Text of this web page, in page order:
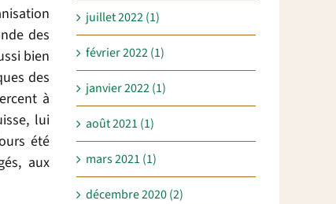
des
bien
des
à
lui
été
aux
juillet 2022 (1)
février 2022 (1)
janvier 2022 (1)
août 2021 (1)
mars 2021 (1)
décembre 2020 (2)